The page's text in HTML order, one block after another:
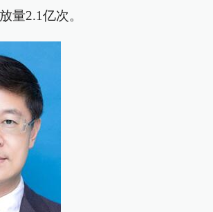
量2.1亿次。